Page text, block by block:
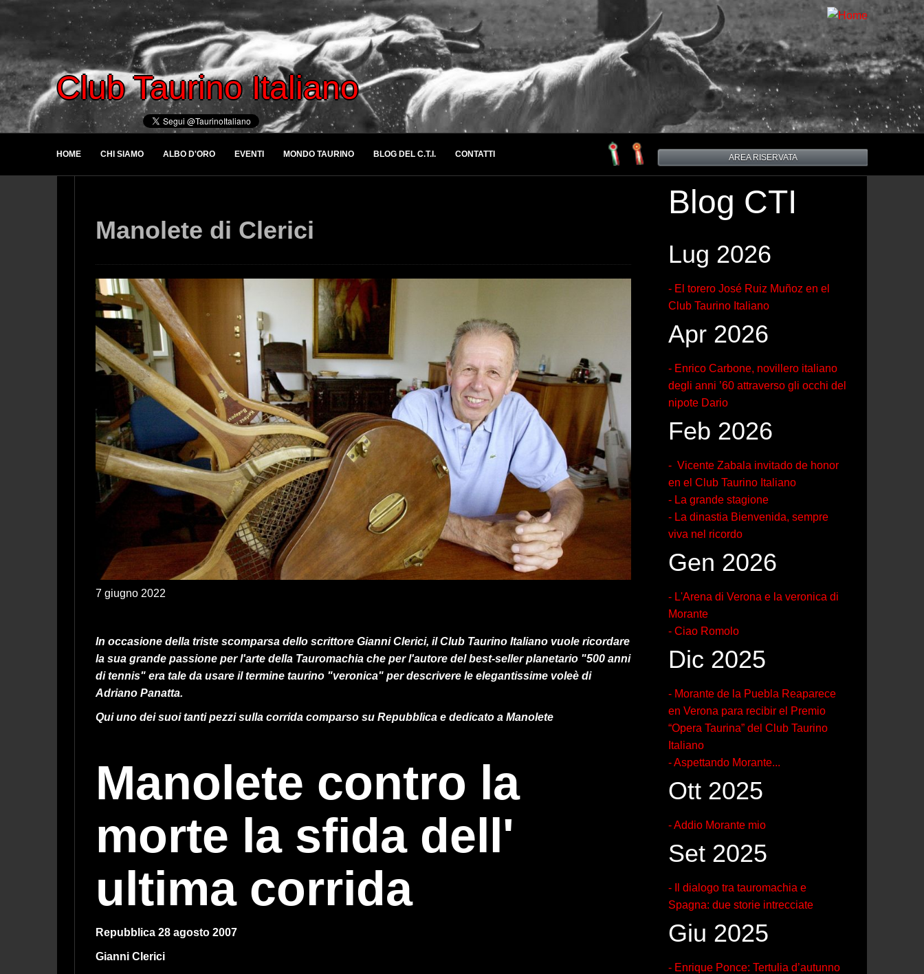
Club Taurino Italiano
HOME CHI SIAMO ALBO D'ORO EVENTI MONDO TAURINO BLOG DEL C.T.I. CONTATTI AREA RISERVATA
Manolete di Clerici
7 giugno 2022
In occasione della triste scomparsa dello scrittore Gianni Clerici, il Club Taurino Italiano vuole ricordare
la sua grande passione per l'arte della Tauromachia che per l'autore del best-seller planetario "500 anni
di tennis" era tale da usare il termine taurino "veronica" per descrivere le elegantissime voleè di
Adriano Panatta.
Qui uno dei suoi tanti pezzi sulla corrida comparso su Repubblica e dedicato a Manolete
Manolete contro la
morte la sfida dell'
ultima corrida
Repubblica 28 agosto 2007
Gianni Clerici
Blog CTI
Lug 2026
- El torero José Ruiz Muñoz en el
Club Taurino Italiano
Apr 2026
- Enrico Carbone, novillero italiano
degli anni ’60 attraverso gli occhi del
nipote Dario
Feb 2026
- Vicente Zabala invitado de honor
en el Club Taurino Italiano
- La grande stagione
- La dinastia Bienvenida, sempre
viva nel ricordo
Gen 2026
- L'Arena di Verona e la veronica di
Morante
- Ciao Romolo
Dic 2025
- Morante de la Puebla Reaparece
en Verona para recibir el Premio
“Opera Taurina” del Club Taurino
Italiano
- Aspettando Morante...
Ott 2025
- Addio Morante mio
Set 2025
- Il dialogo tra tauromachia e
Spagna: due storie intrecciate
Giu 2025
- Enrique Ponce: Tertulia d’autunno